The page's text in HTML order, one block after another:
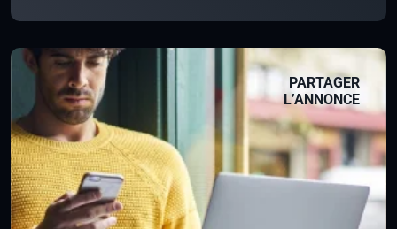
PARTAGER
L’ANNONCE